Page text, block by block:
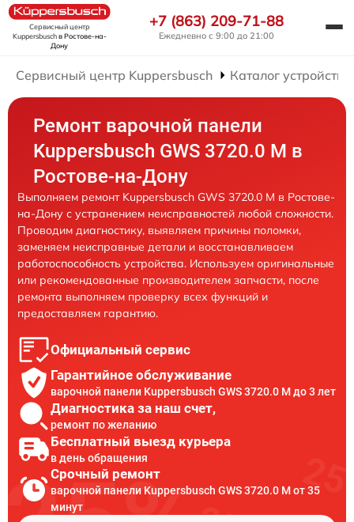
Сервисный центр
Kuppersbuschв Ростове-на-
Дону
+7 (863) 209-71-88
Ежедневно с 9:00 до 21:00
Сервисный центр Kuppersbusch Каталог устройств
Ремонт варочной панели
Kuppersbusch GWS 3720.0 M в
Ростове-на-Дону
Выполняем ремонт Kuppersbusch GWS 3720.0 M в Ростове-
на-Дону с устранением неисправностей любой сложности.
Проводим диагностику, выявляем причины поломки,
заменяем неисправные детали и восстанавливаем
работоспособность устройства. Используем оригинальные
или рекомендованные производителем запчасти, после
ремонта выполняем проверку всех функций и
предоставляем гарантию.
Официальный сервис
Гарантийное обслуживание
варочной панели Kuppersbusch GWS 3720.0 M до 3 лет
Диагностика за наш счет,
ремонт по желанию
Бесплатный выезд курьера
в день обращения
Срочный ремонт
варочной панели Kuppersbusch GWS 3720.0 M от 35
минут